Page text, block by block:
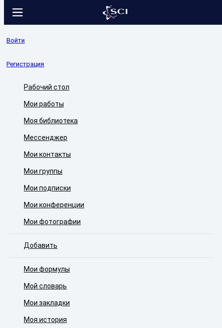
Войти
Регистрация
Рабочий стол
Мои работы
Моя библиотека
Мессенджер
Мои контакты
Мои группы
Мои подписки
Мои конференции
Мои фотографии
Добавить
Мои формулы
Мой словарь
Мои закладки
Моя история